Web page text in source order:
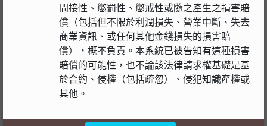
間接性、懲罰性、懲戒性或隨之產生之損害賠
償（包括但不限於利潤損失、營業中斷、失去
商業資訊、或任何其他金錢損失的損害賠
償），概不負責。本系統已被告知有這種損害
賠償的可能性，也不論該法律請求權基礎是基
於合約、侵權（包括疏忽）、侵犯知識產權或
其他。